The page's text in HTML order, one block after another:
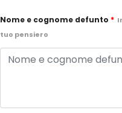
Nome e cognome defunto *
tuo pensiero